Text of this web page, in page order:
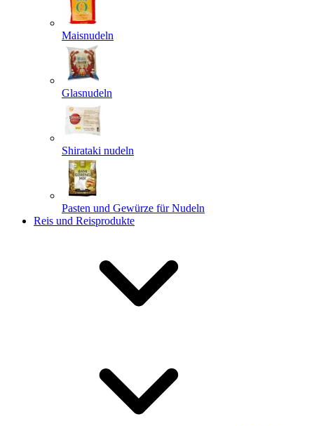
Maisnudeln
Glasnudeln
Shirataki nudeln
Pasten und Gewürze für Nudeln
Reis und Reisprodukte